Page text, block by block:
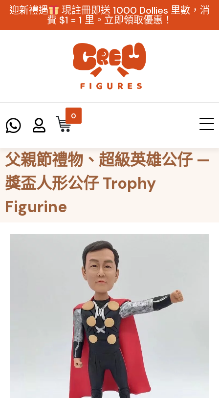
迎新禮遇 現註冊即送 1000 Dollies 里數，消
費 $1 = 1 里。立即領取優惠！
0
父親節禮物、超級英雄公仔 —
獎盃人形公仔 Trophy
Figurine